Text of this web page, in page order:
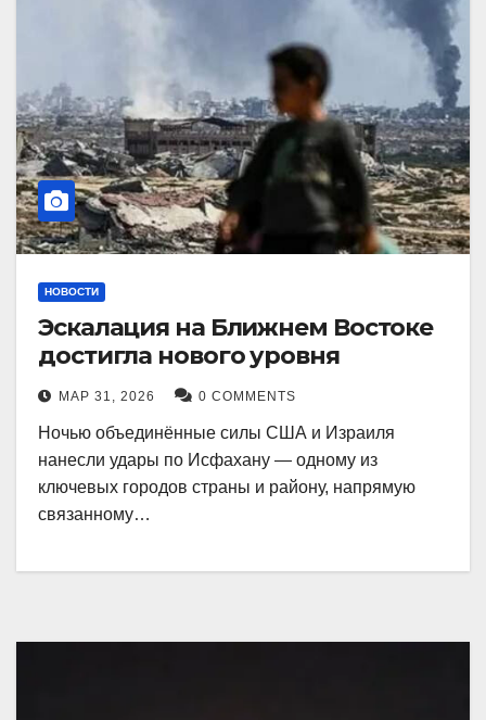
НОВОСТИ
Эскалация на Ближнем Востоке
достигла нового уровня
МАР 31, 2026 0 COMMENTS
Ночью объединённые силы США и Израиля
нанесли удары по Исфахану — одному из
ключевых городов страны и району, напрямую
связанному…